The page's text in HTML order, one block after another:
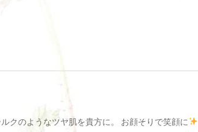
クのようなツヤ肌を貴方に。 お顔そりで笑顔に